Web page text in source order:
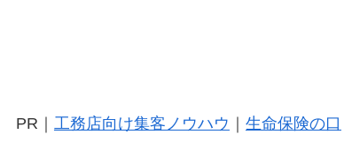
PR｜ 工務店向け集客ノウハウ
生命保険の口